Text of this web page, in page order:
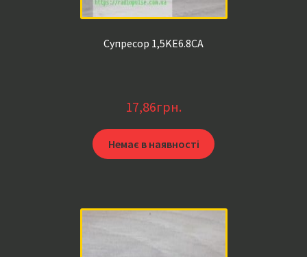
Супресор 1,5KE6.8CA
17,86грн.
Немає в наявності